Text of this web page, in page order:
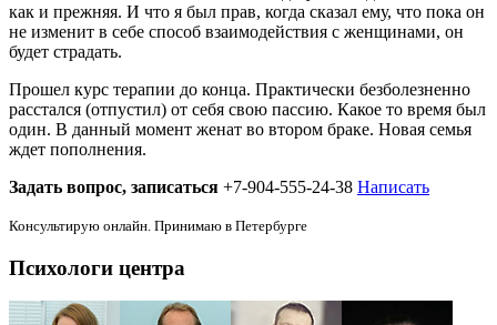
как и прежняя. И что я был прав, когда сказал ему, что пока он
не изменит в себе способ взаимодействия с женщинами, он
будет страдать.
Прошел курс терапии до конца. Практически безболезненно
расстался (отпустил) от себя свою пассию. Какое то время был
один. В данный момент женат во втором браке. Новая семья
ждет пополнения.
Задать вопрос, записаться +7-904-555-24-38 Написать
Консультирую онлайн. Принимаю в Петербурге
Психологи центра